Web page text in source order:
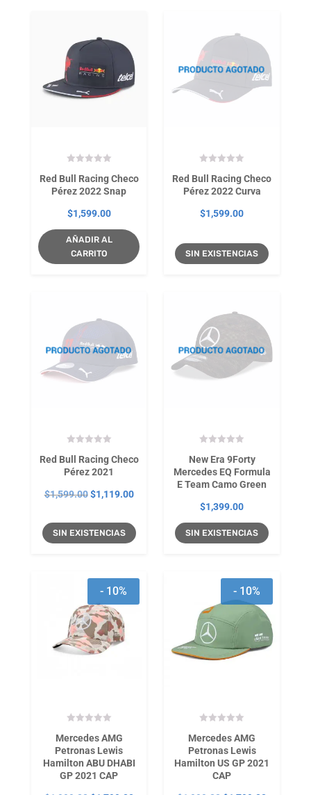
Red Bull Racing Checo
Pérez 2022 Snap
$1,599.00
AÑADIR AL
CARRITO
Red Bull Racing Checo
Pérez 2022 Curva
$1,599.00
SIN EXISTENCIAS
Red Bull Racing Checo
Pérez 2021
$1,599.00 El
original
era:
$1,119.00El
actual
SIN EXISTENCIAS
New Era 9Forty
Mercedes EQ Formula
E Team Camo Green
$1,399.00
SIN EXISTENCIAS
- 10%
Mercedes AMG
Petronas Lewis
Hamilton ABU DHABI
GP 2021 CAP
- 10%
Mercedes AMG
Petronas Lewis
Hamilton US GP 2021
CAP